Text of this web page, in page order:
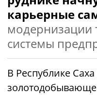
карьерные
модернизации
системы
В Республике